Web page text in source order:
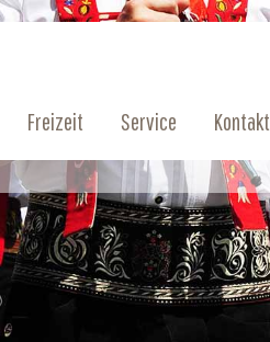
Freizeit Service Kontakt